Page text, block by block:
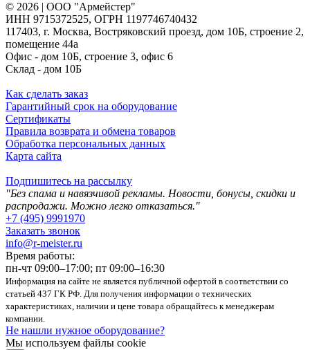
© 2026 | ООО "Армейстер"
ИНН 9715372525, ОГРН 1197746740432
117403, г. Москва, Востряковский проезд, дом 10Б, строение 2,
помещение 44а
Офис - дом 10Б, строение 3, офис 6
Склад - дом 10Б
Как сделать заказ
Гарантийный срок на оборудование
Сертификаты
Правила возврата и обмена товаров
Обработка персональных данных
Карта сайта
Подпишитесь на рассылку
"Без спама и навязчивой рекламы. Новости, бонусы, скидки и
распродажи. Можно легко отказаться."
+7 (495) 9991970
Заказать звонок
info@r-meister.ru
Время работы:
пн-чт 09:00–17:00; пт 09:00–16:30
Информация на сайте не является публичной офертой в соответствии со
статьей 437 ГК РФ. Для получения информации о технических
характеристиках, наличии и цене товара обращайтесь к менеджерам
компании.
Не нашли нужное оборудование?
Мы используем файлы cookie